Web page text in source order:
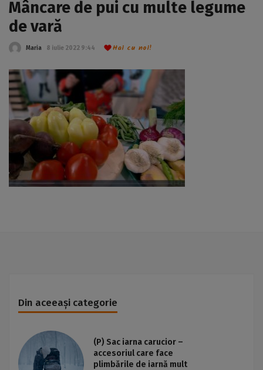
Mâncare de pui cu multe legume
de vară
Maria 8 iulie 2022 9:44 Hai cu noi!
Din aceeași categorie
(P) Sac iarna carucior –
accesoriul care face
plimbările de iarnă mult